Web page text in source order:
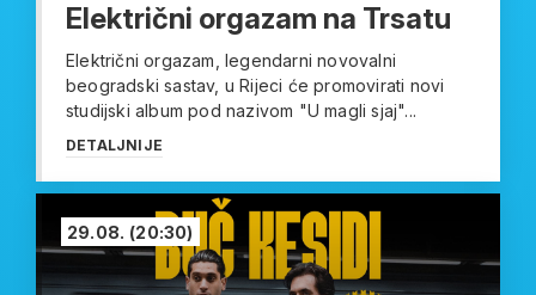
Električni orgazam na Trsatu
Električni orgazam, legendarni novovalni
beogradski sastav, u Rijeci će promovirati novi
studijski album pod nazivom "U magli sjaj"...
DETALJNIJE
29.08. (20:30)